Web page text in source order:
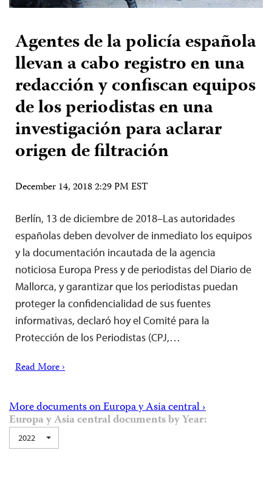
Agentes de la policía española
llevan a cabo registro en una
redacción y confiscan equipos
de los periodistas en una
investigación para aclarar
origen de filtración
December 14, 2018 2:29 PM EST
Berlín, 13 de diciembre de 2018–Las autoridades
españolas deben devolver de inmediato los equipos
y la documentación incautada de la agencia
noticiosa Europa Press y de periodistas del Diario de
Mallorca, y garantizar que los periodistas puedan
proteger la confidencialidad de sus fuentes
informativas, declaró hoy el Comité para la
Protección de los Periodistas (CPJ,…
Read More ›
More documents on Europa y Asia central ›
Europa y Asia central documents by Year:
2022